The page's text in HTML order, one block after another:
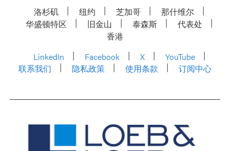
洛杉矶 纽约 芝加哥
那什维尔
华盛顿特区
旧金山 泰森斯
代表处
香港
LinkedIn
Facebook X
YouTube
联系我们
隐私政策 使用条款 订阅中心